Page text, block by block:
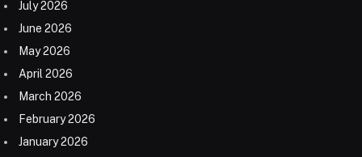
July 2026
June 2026
May 2026
April 2026
March 2026
February 2026
January 2026